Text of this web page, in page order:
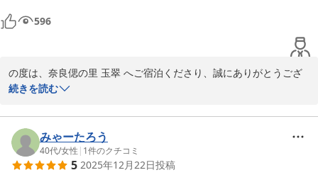
596
の度は、奈良偲の里 玉翠 へご宿泊くださり、誠にありがとうござ
います。
お食事につきまして、「最高」とのこの上ないお言葉を頂戴し、胸
が熱くなる思いでございます。
伊豆の恵みを心ゆくまでお愉しみいただけたご様子を伺い、私共も
誇らしい気持ちでいっぱいでございます。
続きを読む
みゃーたろう
40代/女性 | 1件のクチコミ
5 2025年12月22日投稿